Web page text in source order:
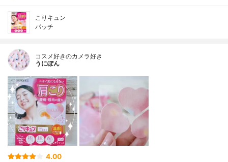
こりキュン
パッチ
コスメ好きのカメラ好き
うにぽん
4.00